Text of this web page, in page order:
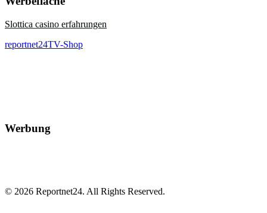
Slottica casino erfahrungen
reportnet24TV-Shop
Werbung
© 2026 Reportnet24. All Rights Reserved.